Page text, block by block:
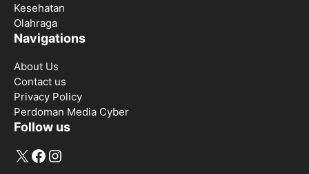
Kesehatan
Olahraga
Navigations
About Us
Contact us
Privacy Policy
Perdoman Media Cyber
Follow us
X Facebook
Instagram